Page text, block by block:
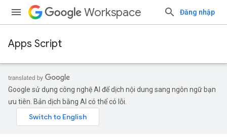
Workspace Đăng nhập
Apps Script
Google sử dụng công nghệ AI để dịch nội dung sang ngôn ngữ bạn
ưu tiên. Bản dịch bằng AI có thể có lỗi.